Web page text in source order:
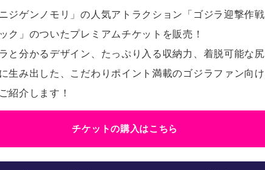
ジゲンノモリ」の人気アトラクション「ゴジラ迎撃作
ク」のついたプレミアムチケットを販売！
と分かるデザイン、たっぷり入る収納力、着脱可能な
生み出した、こだわりポイント満載のゴジラファン向
紹介します！
チケットの購入はこちら